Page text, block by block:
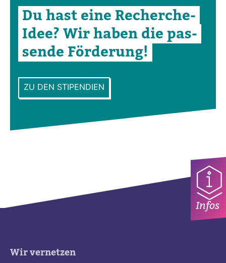
Infos
Du hast eine Recherche-​
Idee? Wir haben die pas­
sende För­de­rung!
ZU DEN STIPENDIEN
Wir vernetzen